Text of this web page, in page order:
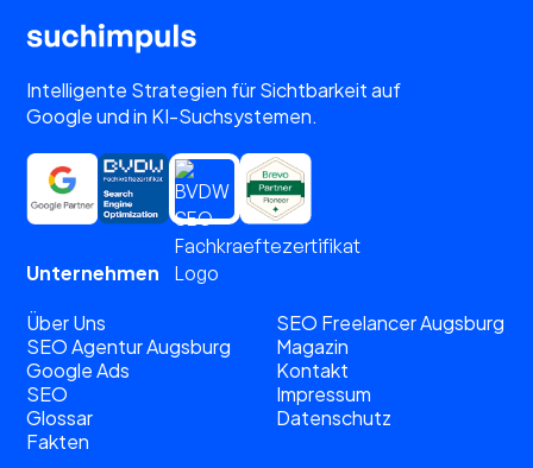
Intelligente Strategien für Sichtbarkeit auf
Google und in KI-Suchsystemen.
Unternehmen
Über Uns
SEO Agentur Augsburg
Google Ads
SEO
Glossar
Fakten
SEO Freelancer Augsburg
Magazin
Kontakt
Impressum
Datenschutz